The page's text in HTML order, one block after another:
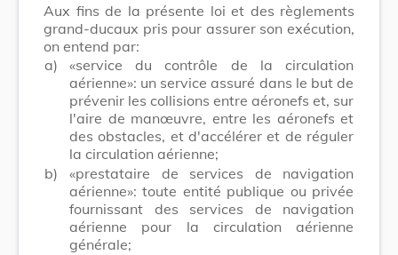
Aux fins de la présente loi et des règlements
grand-ducaux pris pour assurer son exécution,
on entend par:
a)
«service du contrôle de la circulation
aérienne»: un service assuré dans le but de
prévenir les collisions entre aéronefs et, sur
l'aire de manœuvre, entre les aéronefs et
des obstacles, et d'accélérer et de réguler
la circulation aérienne;
b)
«prestataire de services de navigation
aérienne»: toute entité publique ou privée
fournissant des services de navigation
aérienne pour la circulation aérienne
générale;